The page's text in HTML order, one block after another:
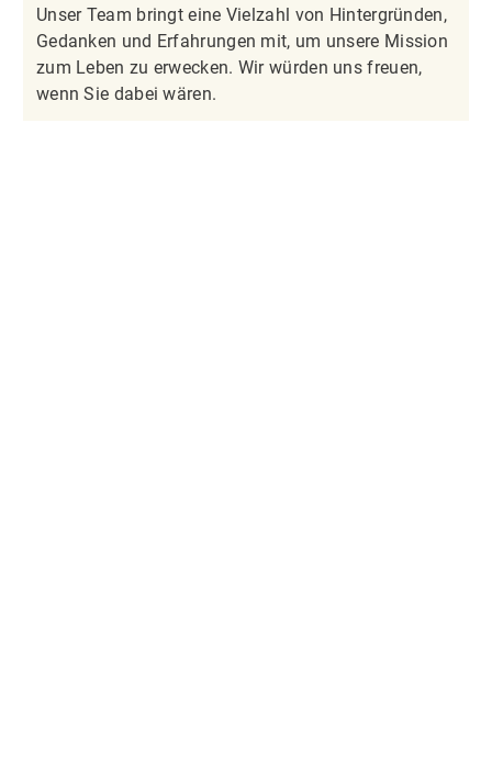
Unser Team bringt eine Vielzahl von Hintergründen,
Gedanken und Erfahrungen mit, um unsere Mission
zum Leben zu erwecken. Wir würden uns freuen,
wenn Sie dabei wären.